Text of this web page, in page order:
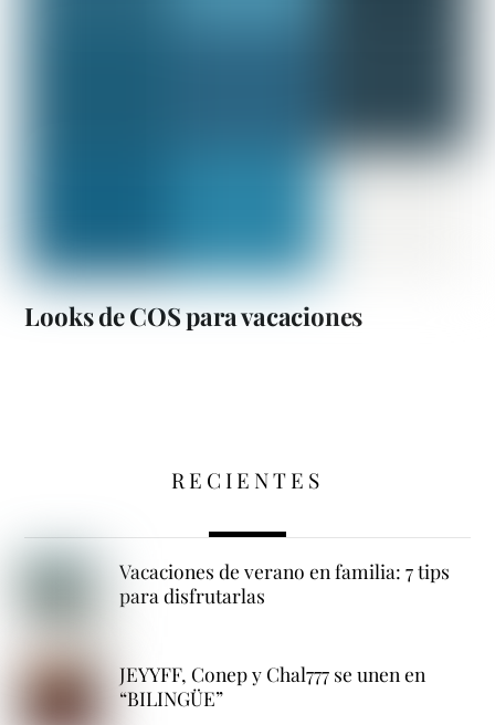
Looks de COS para vacaciones
RECIENTES
Vacaciones de verano en familia: 7 tips
para disfrutarlas
JEYYFF, Conep y Chal777 se unen en
“BILINGÜE”